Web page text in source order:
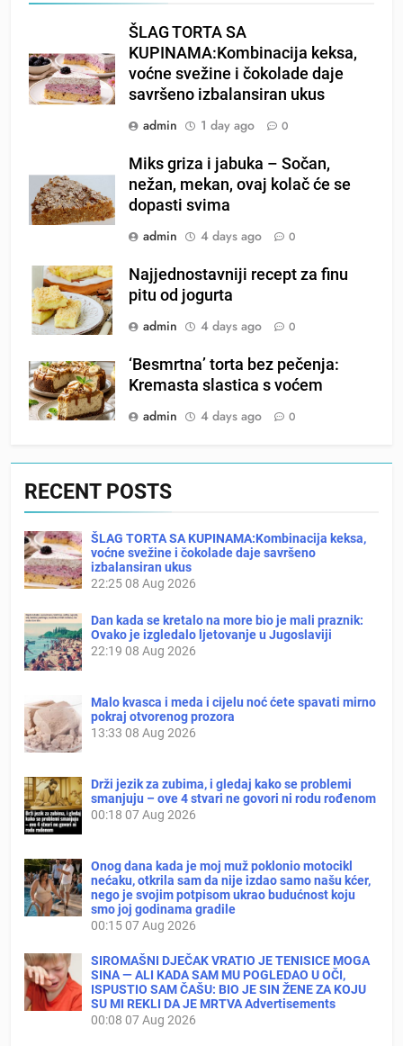
ŠLAG TORTA SA
KUPINAMA:Kombinacija keksa,
voćne svežine i čokolade daje
savršeno izbalansiran ukus
admin
1 day ago 0
Miks griza i jabuka – Sočan,
nežan, mekan, ovaj kolač će se
dopasti svima
admin
4 days ago 0
Najjednostavniji recept za finu
pitu od jogurta
admin
4 days ago 0
‘Besmrtna’ torta bez pečenja:
Kremasta slastica s voćem
admin
4 days ago 0
RECENT POSTS
ŠLAG TORTA SA KUPINAMA:Kombinacija keksa,
voćne svežine i čokolade daje savršeno
izbalansiran ukus
22:2508 Aug 2026
Dan kada se kretalo na more bio je mali praznik:
Ovako je izgledalo ljetovanje u Jugoslaviji
22:19 08 Aug 2026
Malo kvasca i meda i cijelu noć ćete spavati mirno
pokraj otvorenog prozora
13:33 08 Aug 2026
Drži jezik za zubima, i gledaj kako se problemi
smanjuju – ove 4 stvari ne govori ni rodu rođenom
00:18 07 Aug 2026
Onog dana kada je moj muž poklonio motocikl
nećaku, otkrila sam da nije izdao samo našu kćer,
nego je svojim potpisom ukrao budućnost koju
smo joj godinama gradile
00:1507 Aug 2026
SIROMAŠNI DJEČAK VRATIO JE TENISICE MOGA
SINA — ALI KADA SAM MU POGLEDAO U OČI,
ISPUSTIO SAM ČAŠU: BIO JE SIN ŽENE ZA KOJU
SU MI REKLI DA JE MRTVA Advertisements
00:08 07 Aug 2026